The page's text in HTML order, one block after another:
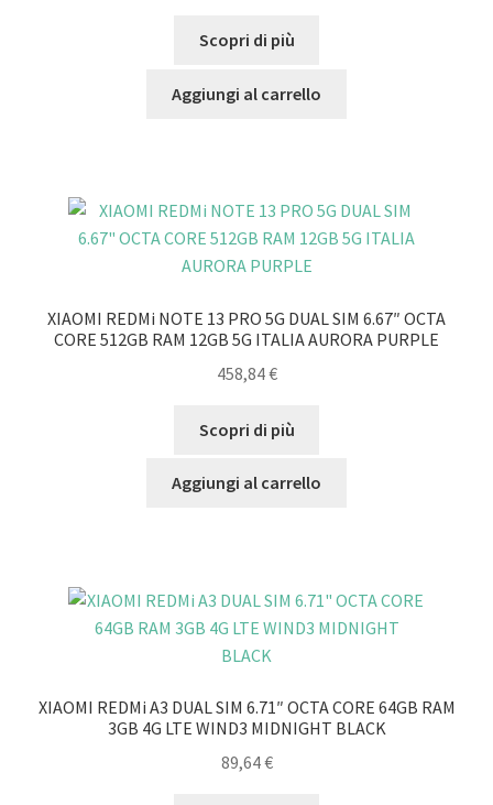
Scopri di più
Aggiungi al carrello
XIAOMI REDMi NOTE 13 PRO 5G DUAL SIM 6.67″ OCTA
CORE 512GB RAM 12GB 5G ITALIA AURORA PURPLE
458,84€
Scopri di più
Aggiungi al carrello
XIAOMI REDMi A3 DUAL SIM 6.71″ OCTA CORE 64GB RAM
3GB 4G LTE WIND3 MIDNIGHT BLACK
89,64€